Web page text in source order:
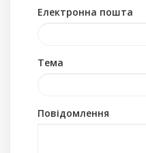
Електронна пошта
Тема
Повідомлення